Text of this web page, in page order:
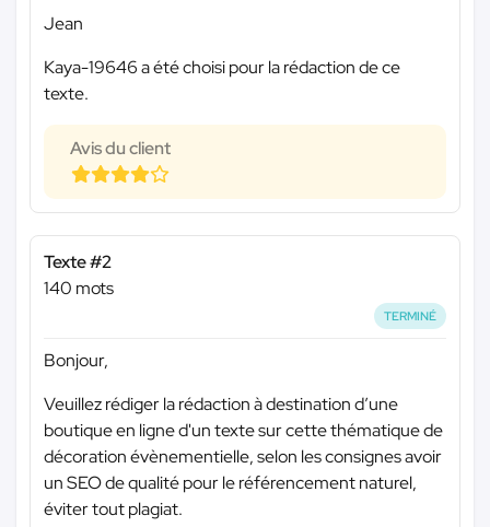
Jean
Kaya-19646 a été choisi pour la rédaction de ce
texte.
Avis du client
Texte #2
140 mots
TERMINÉ
Bonjour,
Veuillez rédiger la rédaction à destination d’une
boutique en ligne d'un texte sur cette thématique de
décoration évènementielle, selon les consignes avoir
un SEO de qualité pour le référencement naturel,
éviter tout plagiat.